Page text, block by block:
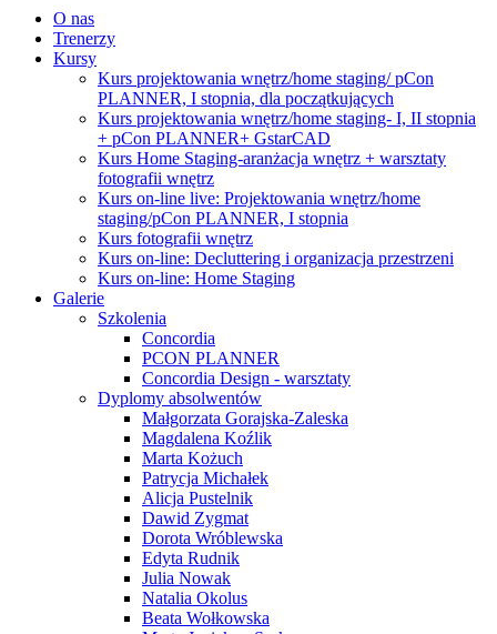
O nas
Trenerzy
Kursy
Kurs projektowania wnętrz/home staging/ pCon
PLANNER, I stopnia, dla początkujących
Kurs projektowania wnętrz/home staging- I, II stopnia
+ pCon PLANNER+ GstarCAD
Kurs Home Staging-aranżacja wnętrz + warsztaty
fotografii wnętrz
Kurs on-line live: Projektowania wnętrz/home
staging/pCon PLANNER, I stopnia
Kurs fotografii wnętrz
Kurs on-line: Decluttering i organizacja przestrzeni
Kurs on-line: Home Staging
Galerie
Szkolenia
Concordia
PCON PLANNER
Concordia Design - warsztaty
Dyplomy absolwentów
Małgorzata Gorajska-Zaleska
Magdalena Koźlik
Marta Kożuch
Patrycja Michałek
Alicja Pustelnik
Dawid Zygmat
Dorota Wróblewska
Edyta Rudnik
Julia Nowak
Natalia Okolus
Beata Wołkowska